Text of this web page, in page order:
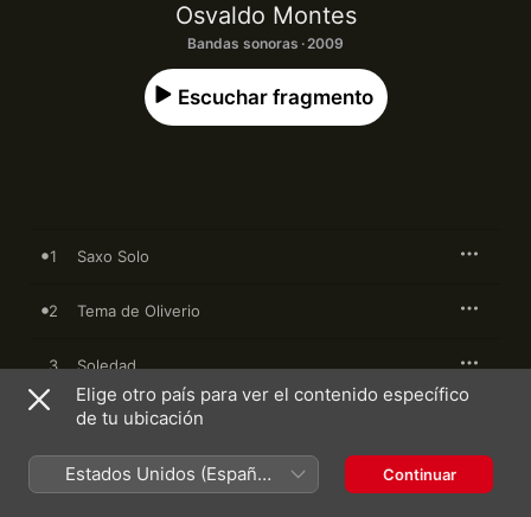
Osvaldo Montes
Bandas sonoras · 2009
Escuchar fragmento
1 Saxo Solo
2 Tema de Oliverio
3 Soledad
Río y Tema de Amor
El Azul
Elige otro país para ver el contenido específico
de tu ubicación
Estados Unidos (Español
México)
Continuar